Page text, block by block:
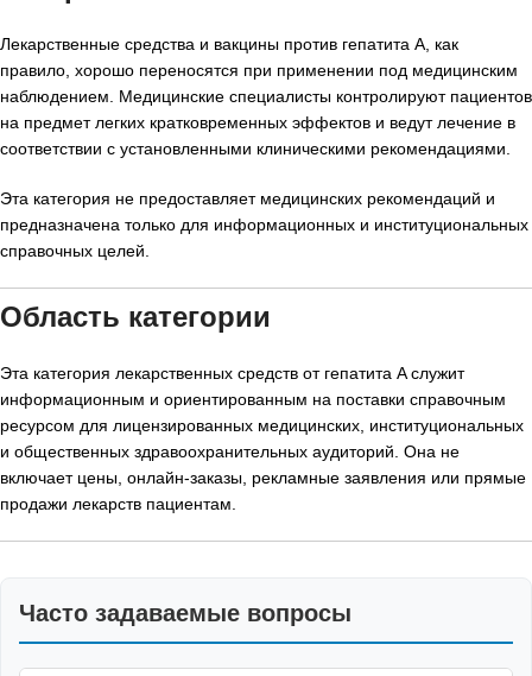
Лекарственные средства и вакцины против гепатита A, как
правило, хорошо переносятся при применении под медицинским
наблюдением. Медицинские специалисты контролируют пациентов
на предмет легких кратковременных эффектов и ведут лечение в
соответствии с установленными клиническими рекомендациями.
Эта категория не предоставляет медицинских рекомендаций и
предназначена только для информационных и институциональных
справочных целей.
Область категории
Эта категория лекарственных средств от гепатита A служит
информационным и ориентированным на поставки справочным
ресурсом для лицензированных медицинских, институциональных
и общественных здравоохранительных аудиторий. Она не
включает цены, онлайн-заказы, рекламные заявления или прямые
продажи лекарств пациентам.
Часто задаваемые вопросы